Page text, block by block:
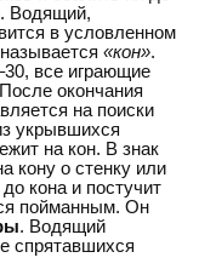
. Водящий,
в условленном
«кон».
все играющие
окончания
на поиски
укрывшихся
на кон. В знак
кону о стенку или
кона и постучит
пойманным. Он
. Водящий
спрятавшихся